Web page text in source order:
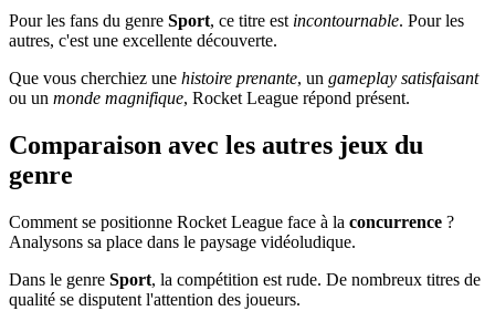
Pour les fans du genre Sport, ce titre est incontournable. Pour les
autres, c'est une excellente découverte.
Que vous cherchiez une histoire prenante, un gameplay satisfaisant
ou un monde magnifique, Rocket League répond présent.
Comparaison avec les autres jeux du
genre
Comment se positionne Rocket League face à la concurrence ?
Analysons sa place dans le paysage vidéoludique.
Dans le genre Sport, la compétition est rude. De nombreux titres de
qualité se disputent l'attention des joueurs.